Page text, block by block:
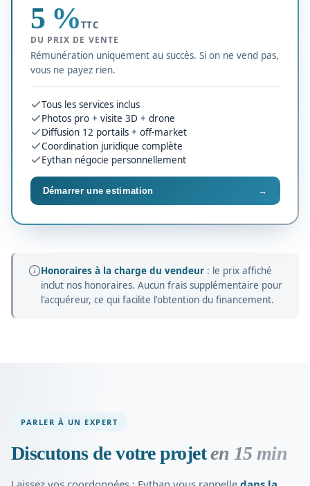
5 %TTC
DU PRIX DE VENTE
Rémunération uniquement au succès. Si on ne vend pas,
vous ne payez rien.
Tous les services inclus
Photos pro + visite 3D + drone
Diffusion 12 portails + off-market
Coordination juridique complète
Eythan négocie personnellement
Démarrer une estimation →
Honoraires à la charge du vendeur : le prix affiché
inclut nos honoraires. Aucun frais supplémentaire pour
l'acquéreur, ce qui facilite l'obtention du financement.
PARLER À UN EXPERT
Discutons de votre projeten 15 min